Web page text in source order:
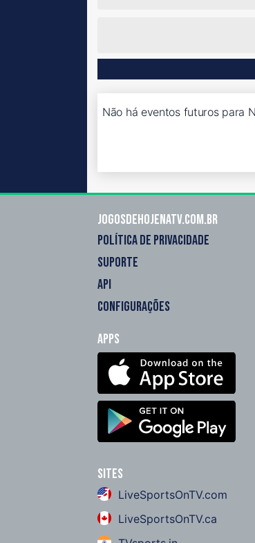
Não há eventos futuros para
Jogosdehojenatv.com.br
POLÍTICA DE PRIVACIDADE
SUPORTE
API
CONFIGURAÇÕES
Apps
Sites
LiveSportsOnTV.com
LiveSportsOnTV.ca